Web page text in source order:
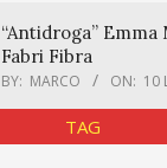
“Antidroga”
Fabri Fibra
BY: MARCO ON: 10
TAG